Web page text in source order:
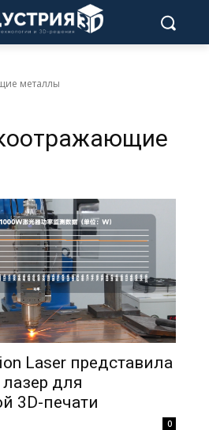
металлы
Laser представила
для
3D-печати
0